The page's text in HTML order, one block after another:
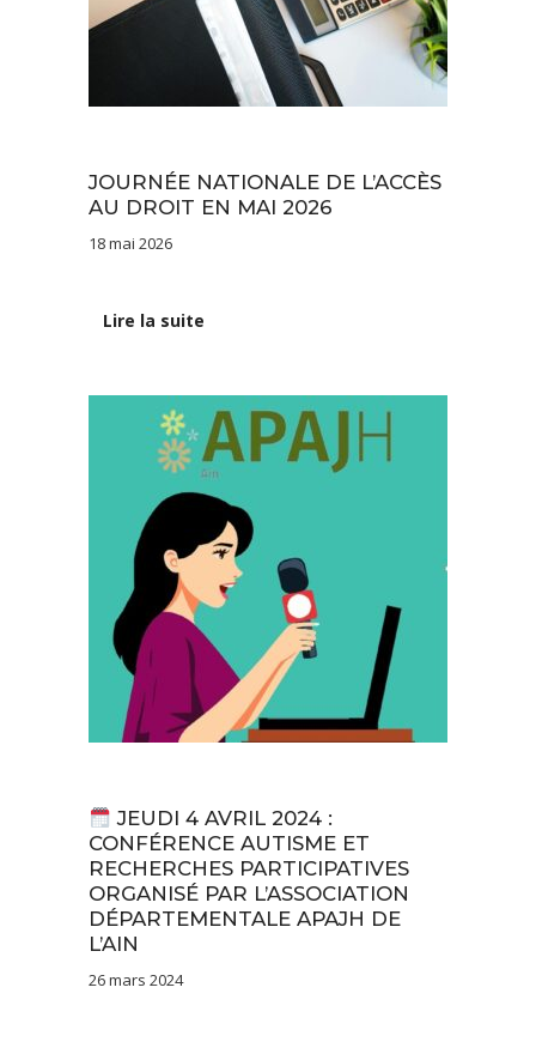
JOURNÉE NATIONALE DE L’ACCÈS
AU DROIT EN MAI 2026
18 mai 2026
Lire la suite
JEUDI 4 AVRIL 2024 :
CONFÉRENCE AUTISME ET
RECHERCHES PARTICIPATIVES
ORGANISÉ PAR L’ASSOCIATION
DÉPARTEMENTALE APAJH DE
L’AIN
26 mars 2024